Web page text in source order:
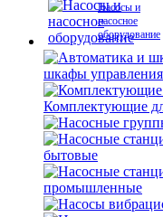
Насосы и
насосное
оборудование
шкафы управления
Комплектующие
бытовые
промышленные